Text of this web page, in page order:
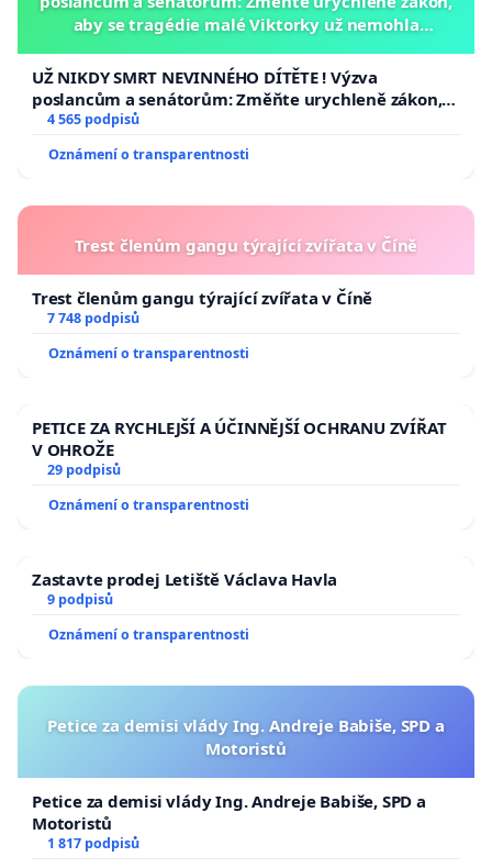
aby se tragédie malé Viktorky už nemohla
UŽ NIKDY SMRT NEVINNÉHO DÍTĚTE ! Výzva
poslancům a senátorům: Změňte urychleně zákon,
aby se tragédie malé Viktorky už nemohla opakovat!
4 565 podpisů
Oznámení o transparentnosti
Trest členům gangu týrající zvířata v Číně
Trest členům gangu týrající zvířata v Číně
7 748 podpisů
Oznámení o transparentnosti
PETICE ZA RYCHLEJŠÍ A ÚČINNĚJŠÍ OCHRANU ZVÍŘAT
V OHROŽE
29 podpisů
Oznámení o transparentnosti
Zastavte prodej Letiště Václava Havla
9 podpisů
Oznámení o transparentnosti
Petice za demisi vlády Ing. Andreje Babiše, SPD a
Motoristů
Petice za demisi vlády Ing. Andreje Babiše, SPD a
Motoristů
1 817 podpisů